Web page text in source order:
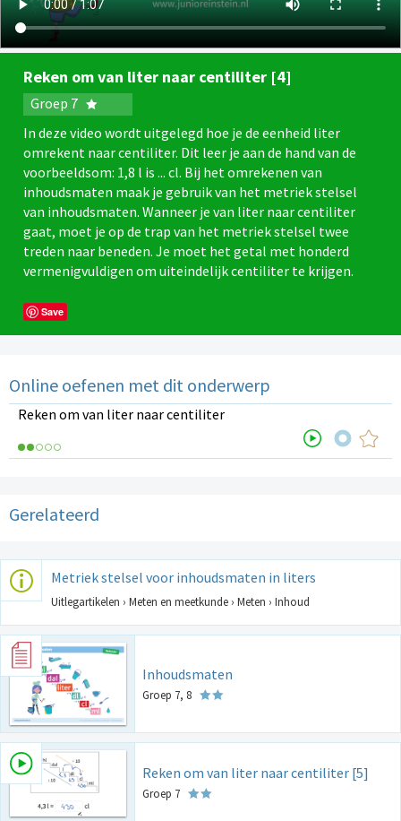
Reken om van liter naar centiliter [4]
Groep 7
In deze video wordt uitgelegd hoe je de eenheid liter
omrekent naar centiliter. Dit leer je aan de hand van de
voorbeeldsom: 1,8 l is ... cl. Bij het omrekenen van
inhoudsmaten maak je gebruik van het metriek stelsel
van inhoudsmaten. Wanneer je van liter naar centiliter
gaat, moet je op de trap van het metriek stelsel twee
treden naar beneden. Je moet het getal met honderd
vermenigvuldigen om uiteindelijk centiliter te krijgen.
Save
Online oefenen met dit onderwerp
Reken om van liter naar centiliter
Gerelateerd
Metriek stelsel voor inhoudsmaten in liters
Uitlegartikelen › Meten en meetkunde › Meten › Inhoud
Inhoudsmaten
Groep 7, 8
Reken om van liter naar centiliter [5]
Groep 7